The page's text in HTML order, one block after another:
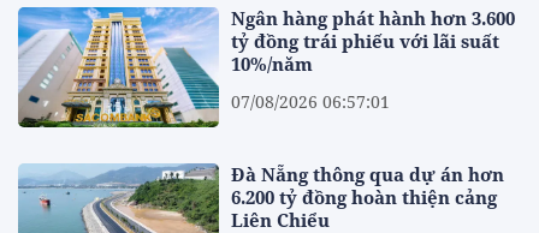
Ngân hàng phát hành hơn 3.600
tỷ đồng trái phiếu với lãi suất
10%/năm
07/08/2026 06:57:01
Đà Nẵng thông qua dự án hơn
6.200 tỷ đồng hoàn thiện cảng
Liên Chiểu